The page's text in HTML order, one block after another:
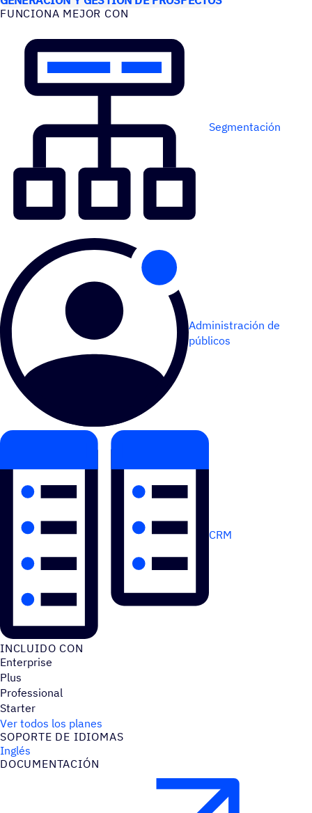
FUNCIONA MEJOR CON
Segmentación
Administración de
públicos
CRM
INCLUIDO CON
Enterprise
Plus
Professional
Starter
Ver todos los planes
SOPORTE DE IDIOMAS
Inglés
DOCU­MEN­TA­CIÓN